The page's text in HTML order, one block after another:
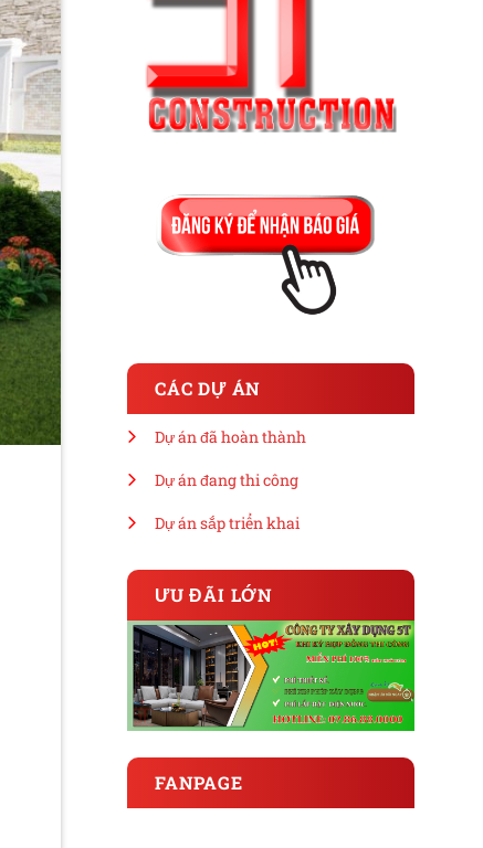
CÁC DỰ ÁN
Dự án đã hoàn thành
Dự án đang thi công
Dự án sắp triển khai
ƯU ĐÃI LỚN
FANPAGE